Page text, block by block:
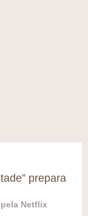
prepara
Netflix